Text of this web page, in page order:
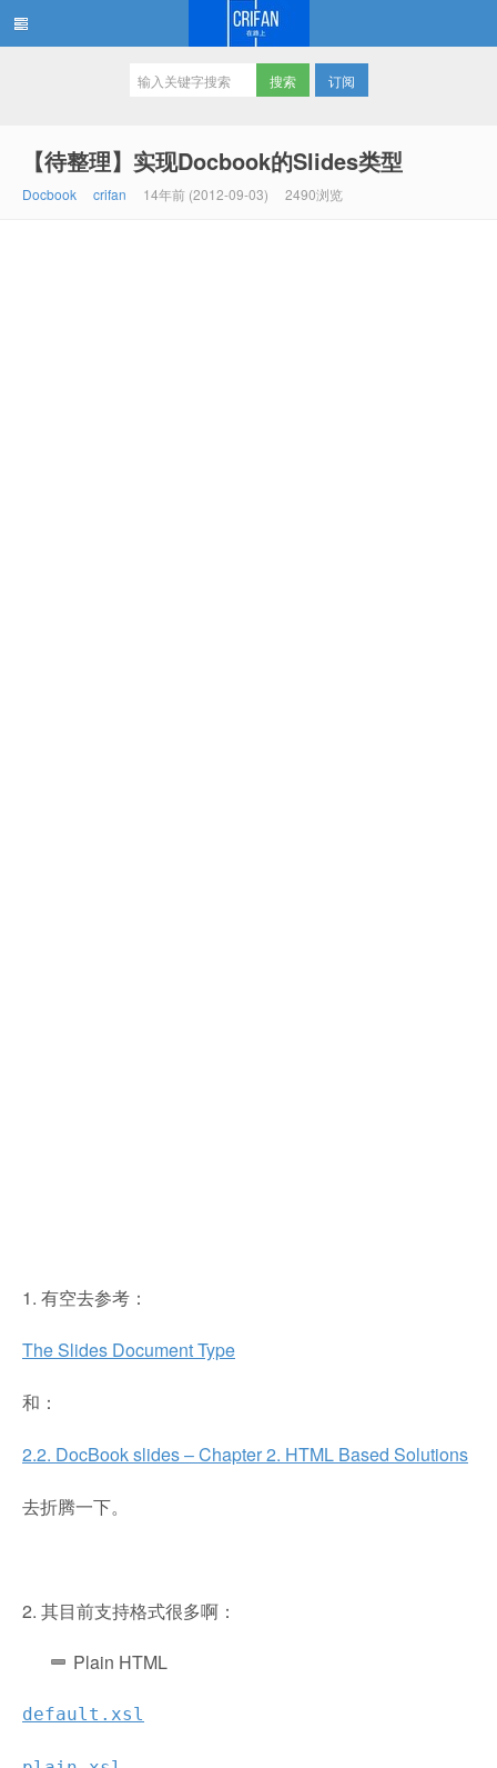
订阅
【待整理】实现Docbook的Slides类型
Docbook crifan 14年前 (2012-09-03) 2490浏览
1. 有空去参考：
The Slides Document Type
和：
2.2. DocBook slides – Chapter 2. HTML Based Solutions
去折腾一下。
2. 其目前支持格式很多啊：
Plain HTML
default.xsl